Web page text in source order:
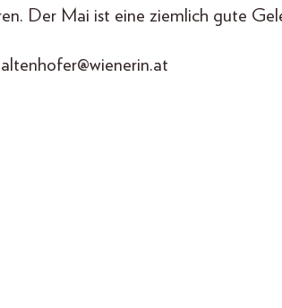
Der Mai ist eine ziemlich gute